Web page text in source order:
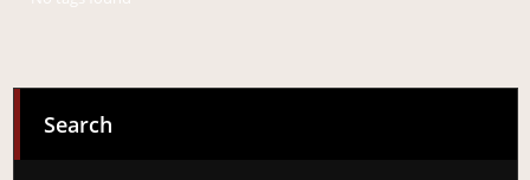
Search